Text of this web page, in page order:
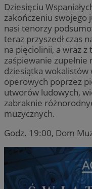
Dziesięciu
zakończeniu
nasi tenorzy
teraz przyszedł czas
na pięciolinii, a wraz
zaśpiewanie
dziesiątka wokalistów
operowych poprzez
utworów ludowych,
zabraknie
muzycznych.
Godz. 19:00, Dom